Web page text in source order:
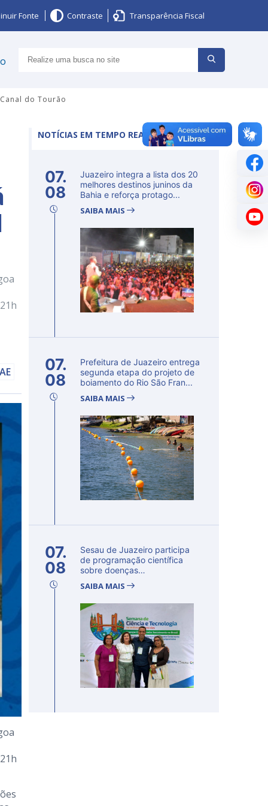
Fonte Contraste Transparência Fiscal
do Tourão
NOTÍCIAS EM TEMPO REAL
07.
08
Juazeiro integra a lista dos 20
melhores destinos juninos da
Bahia e reforça protago...
SAIBA MAIS
07.
08
Prefeitura de Juazeiro entrega
segunda etapa do projeto de
boiamento do Rio São Fran...
SAIBA MAIS
07.
08
Sesau de Juazeiro participa
de programação científica
sobre doenças
SAIBA MAIS